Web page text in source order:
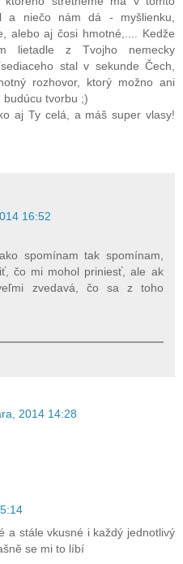
a niečo nám dá - myšlienku,
alebo aj čosi hmotné,.... Kedže
lietadle z Tvojho nemecky
stal v sekunde Čech,
rozhovor, ktorý možno ani
budúcu tvorbu ;)
aj Ty celá, a máš super vlasy!
16:52
spomínam tak spomínam,
čo mi mohol priniesť, ale ak
zvedavá, čo sa z toho
2014 14:28
a stále vkusné i každý jednotlivý
se mi to líbí